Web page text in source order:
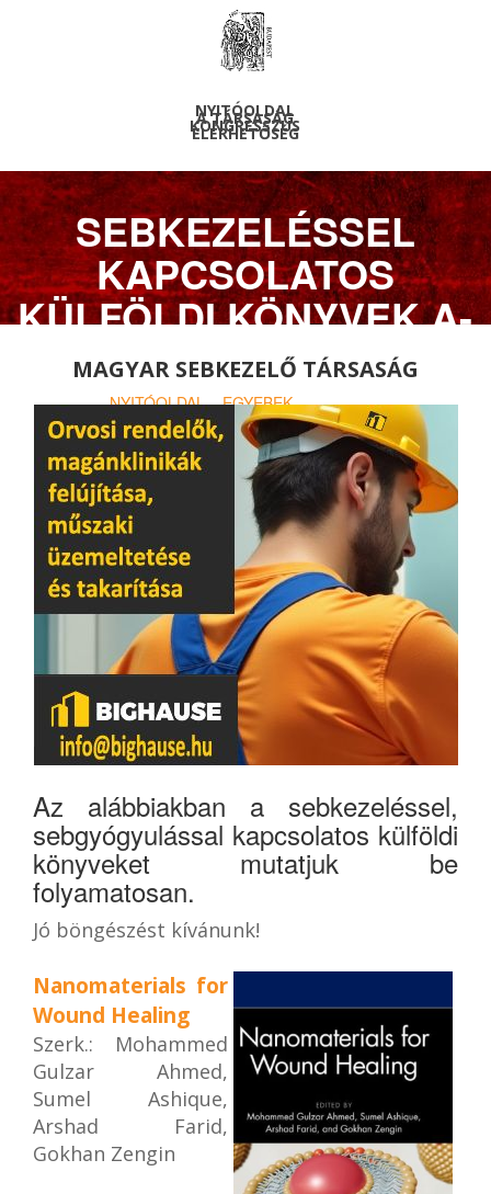
NYITÓOLDAL
A TÁRSASÁG
KONGRESSZUS
ELÉRHETŐSÉG
SEBKEZELÉSSEL
KAPCSOLATOS
KÜLFÖLDI KÖNYVEK A-
M
NYITÓOLDAL>EGYEBEK> KÖNYVEK
MAGYAR SEBKEZELŐ TÁRSASÁG
Az alábbiakban a sebkezeléssel,
sebgyógyulással kapcsolatos külföldi
könyveket mutatjuk be
folyamatosan.
Jó böngészést kívánunk!
Nanomaterials for
Wound Healing
Szerk.: Mohammed
Gulzar Ahmed,
Sumel Ashique,
Arshad Farid,
Gokhan Zengin